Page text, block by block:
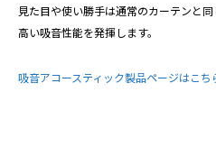
見た目や使い勝手は通常のカーテンと
高い吸音性能を発揮します。
吸音アコースティック製品ページはこち